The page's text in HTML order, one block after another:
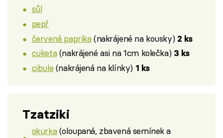
sůl
pepř
červená paprika(nakrájené na kousky) 2 ks
cuketa(nakrájené asi na 1cm kolečka) 3 ks
cibule (nakrájená na klínky) 1 ks
Tzatziki
okurka(oloupaná, zbavená semínek a